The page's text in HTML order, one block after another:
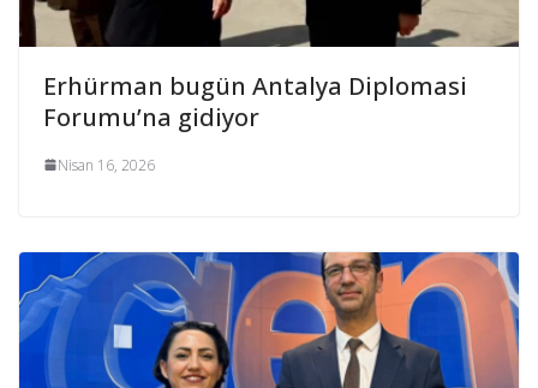
Erhürman bugün Antalya Diplomasi
Forumu’na gidiyor
Nisan 16, 2026